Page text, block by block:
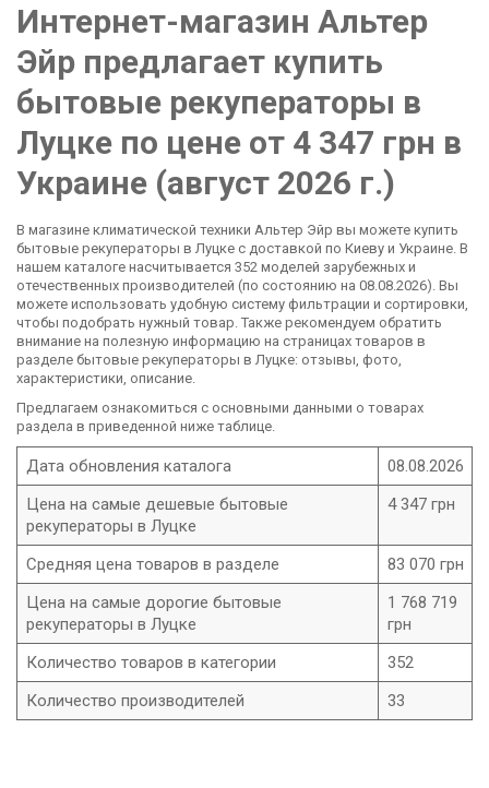
Интернет-магазин Альтер
Эйр предлагает купить
бытовые рекуператоры в
Луцке по цене от 4 347 грн в
Украине (август 2026 г.)
В магазине климатической техники Альтер Эйр вы можете купить
бытовые рекуператоры в Луцке с доставкой по Киеву и Украине. В
нашем каталоге насчитывается 352 моделей зарубежных и
отечественных производителей (по состоянию на 08.08.2026). Вы
можете использовать удобную систему фильтрации и сортировки,
чтобы подобрать нужный товар. Также рекомендуем обратить
внимание на полезную информацию на страницах товаров в
разделе бытовые рекуператоры в Луцке: отзывы, фото,
характеристики, описание.
Предлагаем ознакомиться с основными данными о товарах
раздела в приведенной ниже таблице.
Дата обновления каталога
08.08.2026
Цена на самые дешевые бытовые
рекуператоры в Луцке
4 347 грн
Средняя цена товаров в разделе
83 070 грн
Цена на самые дорогие бытовые
рекуператоры в Луцке
1 768 719
грн
Количество товаров в категории
352
Количество производителей
33